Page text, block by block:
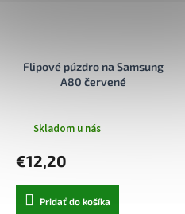
Flipové púzdro na Samsung
A80 červené
Skladom u nás
€12,20
Pridať do košíka